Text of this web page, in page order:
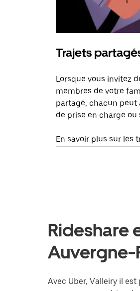
Trajets
Lorsque vous invitez
membres de votre
partagé, chacun peut
de prise en charge ou
En savoir plus sur les
Rideshare
Auvergne-
Avec Uber, Valleiry il